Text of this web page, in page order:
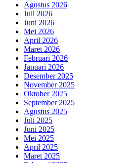
Agustus 2026
Juli 2026
Juni 2026
Mei 2026
April 2026
Maret 2026
Februari 2026
Januari 2026
Desember 2025
November 2025
Oktober 2025
September 2025
Agustus 2025
Juli 2025
Juni 2025
Mei 2025
April 2025
Maret 2025